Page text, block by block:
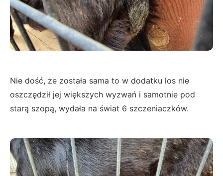
Nie dość, że została sama to w dodatku los nie
oszczędził jej większych wyzwań i samotnie pod
starą szopą, wydała na świat 6 szczeniaczków.